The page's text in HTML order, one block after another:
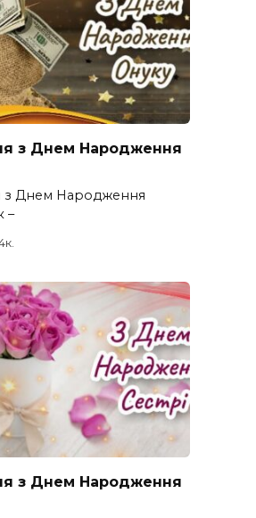
з Днем Народження
з Днем Народження
–
з Днем Народження